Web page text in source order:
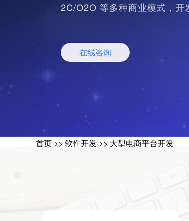
2C/O2O 等多种商业模式，开
在线咨询
首页 >> 软件开发 >> 大型电商平台开发